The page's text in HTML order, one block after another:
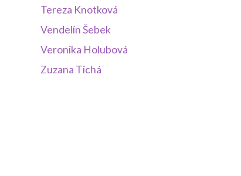
Tereza Knotková
Vendelín Šebek
Veronika Holubová
Zuzana Tichá